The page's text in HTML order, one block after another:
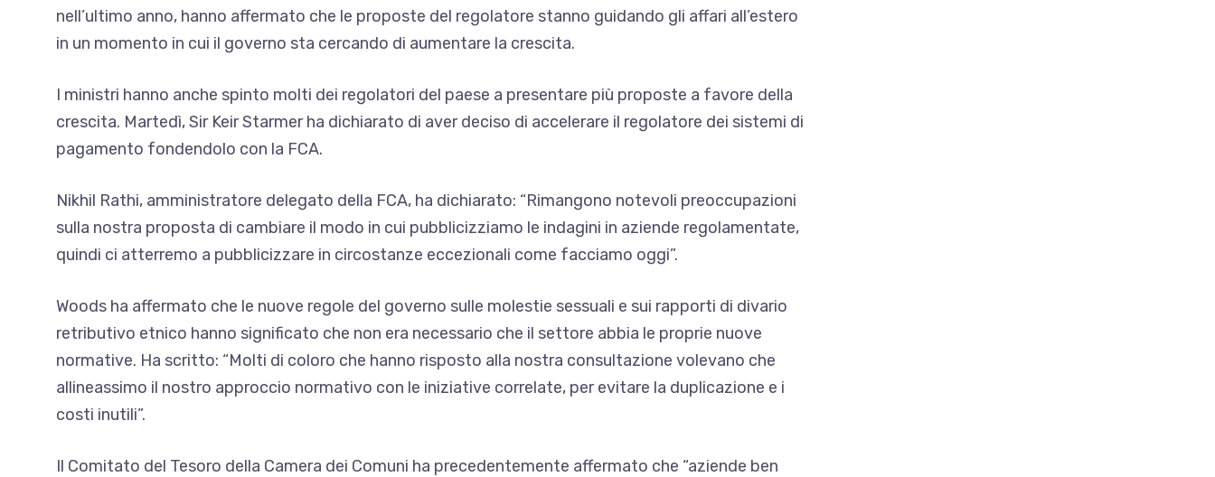
nell’ultimo anno, hanno affermato che le proposte del regolatore stanno guidando gli affari all’estero
in un momento in cui il governo sta cercando di aumentare la crescita.
I ministri hanno anche spinto molti dei regolatori del paese a presentare più proposte a favore della
crescita. Martedì, Sir Keir Starmer ha dichiarato di aver deciso di accelerare il regolatore dei sistemi di
pagamento fondendolo con la FCA.
Nikhil Rathi, amministratore delegato della FCA, ha dichiarato: “Rimangono notevoli preoccupazioni
sulla nostra proposta di cambiare il modo in cui pubblicizziamo le indagini in aziende regolamentate,
quindi ci atterremo a pubblicizzare in circostanze eccezionali come facciamo oggi”.
Woods ha affermato che le nuove regole del governo sulle molestie sessuali e sui rapporti di divario
retributivo etnico hanno significato che non era necessario che il settore abbia le proprie nuove
normative. Ha scritto: “Molti di coloro che hanno risposto alla nostra consultazione volevano che
allineassimo il nostro approccio normativo con le iniziative correlate, per evitare la duplicazione e i
costi inutili”.
Il Comitato del Tesoro della Camera dei Comuni ha precedentemente affermato che “aziende ben